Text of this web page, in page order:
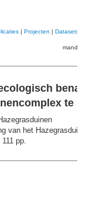
| Projecten | Datasets
mandje
te
van het
pp.